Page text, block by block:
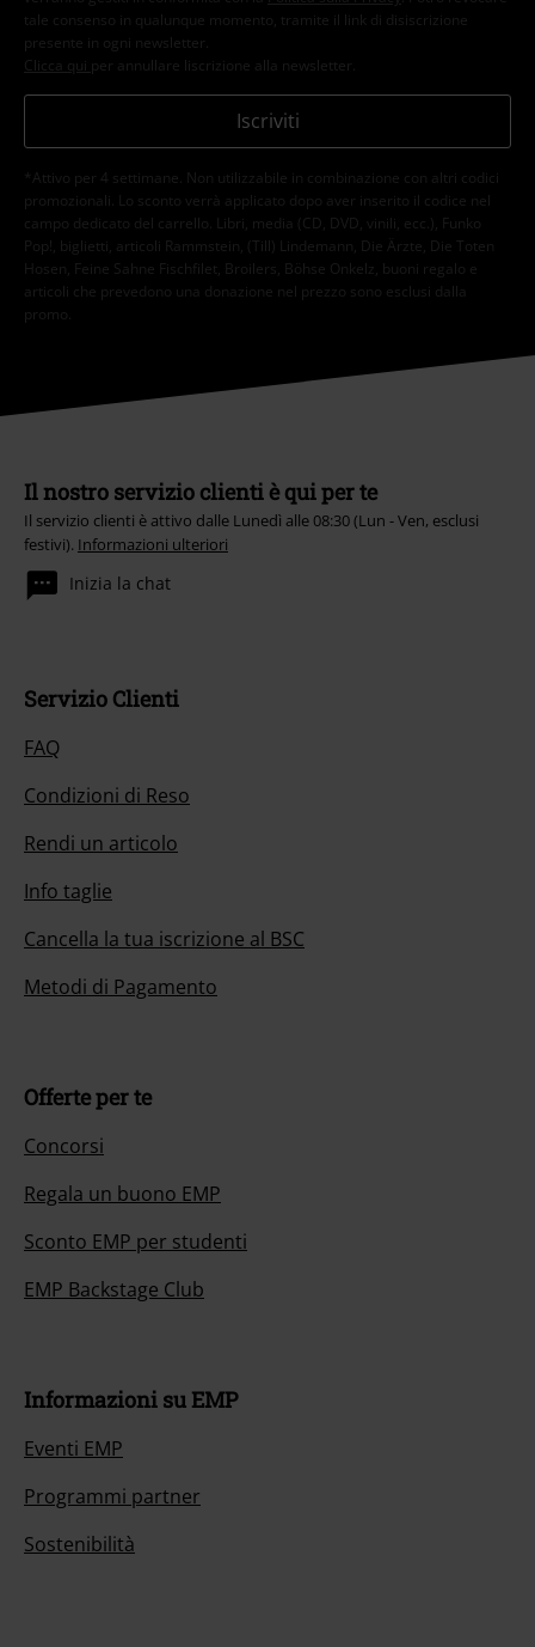
tale consenso in qualunque momento, tramite il link di disiscrizione
presente in ogni newsletter.
Clicca qui per annullare liscrizione alla newsletter.
Iscriviti
*Attivo per 4 settimane. Non utilizzabile in combinazione con altri codici
promozionali. Lo sconto verrà applicato dopo aver inserito il codice nel
campo dedicato del carrello. Libri, media (CD, DVD, vinili, ecc.), Funko
Pop!, biglietti, articoli Rammstein, (Till) Lindemann, Die Ärzte, Die Toten
Hosen, Feine Sahne Fischfilet, Broilers, Böhse Onkelz, buoni regalo e
articoli che prevedono una donazione nel prezzo sono esclusi dalla
promo.
Il nostro servizio clienti è qui per te
Il servizio clienti è attivo dalle Lunedì alle 08:30 (Lun - Ven, esclusi
festivi). Informazioni ulteriori
Inizia la chat
Servizio Clienti
FAQ
Condizioni di Reso
Rendi un articolo
Info taglie
Cancella la tua iscrizione al BSC
Metodi di Pagamento
Offerte per te
Concorsi
Regala un buono EMP
Sconto EMP per studenti
EMP Backstage Club
Informazioni su EMP
Eventi EMP
Programmi partner
Sostenibilità